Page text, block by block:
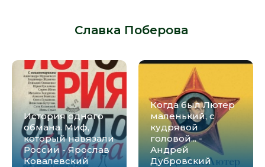
Славка Поберова
История одного
обмана. Миф,
который навязали
России - Ярослав
Ковалевский
Когда был Лютер
маленький, с
кудрявой
головой... -
Андрей
Дубровский